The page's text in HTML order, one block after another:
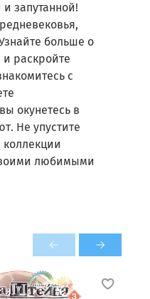
запутанной!
больше о
и раскройте
с
окунетесь в
Не упустите
любимыми